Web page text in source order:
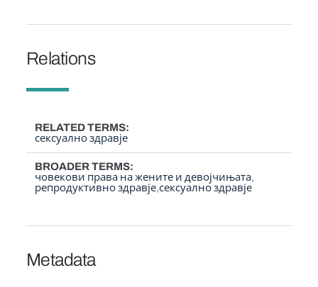
Relations
RELATED TERMS
сексуално здравје
BROADER TERMS
човекови права на жените и девојчињата
репродуктивно здравје сексуално здравје
Metadata